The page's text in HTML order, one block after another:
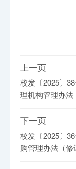
上一页
校发〔2025〕
理机构管理办
下一页
校发〔2025〕
购管理办法（